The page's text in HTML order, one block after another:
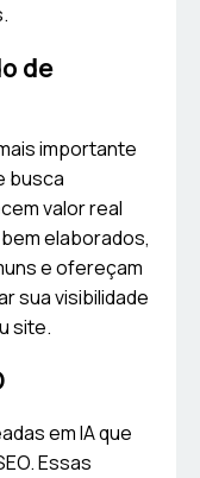
de
importante
busca
valor real
elaborados,
e ofereçam
sua visibilidade
site.
em IA que
Essas